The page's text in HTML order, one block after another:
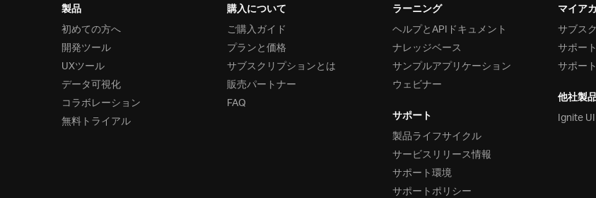
製品
初めての方へ
開発ツール
UXツール
データ可視化
コラボレーション
無料トライアル
購入について
ご購入ガイド
プランと価格
サブスクリプションとは
販売パートナー
FAQ
ラーニング
ヘルプとAPIドキュメント
ナレッジベース
サンプルアプリケーション
ウェビナー
サポート
製品ライフサイクル
サービスリリース情報
サポート環境
サポートポリシー
マイア
サブス
サポー
サポー
他社製
Ignite